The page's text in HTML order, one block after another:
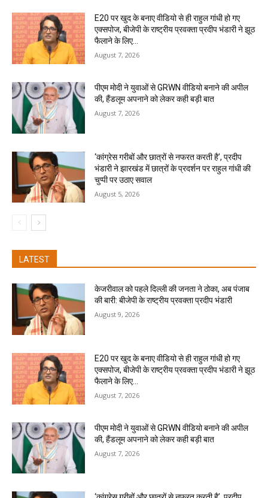
E20 पर खुद के बनाए वीडियो से ही राहुल गांधी हो गए
एक्सपोज, बीजेपी के राष्ट्रीय प्रवक्ता प्रदीप भंडारी ने झूठ
फैलाने के लिए...
August 7, 2026
पीएम मोदी ने युवाओं से GRWN वीडियो बनाने की अपील
की, हैंडलूम अपनाने को लेकर कही बड़ी बात
August 7, 2026
‘कांग्रेस गरीबों और छात्रों से नफरत करती है’, प्रदीप
भंडारी ने झारखंड में छात्रों के प्रदर्शन पर राहुल गांधी की
चुप्पी पर उठाए सवाल
August 5, 2026
LATEST
केजरीवाल को पहले दिल्ली की जनता ने ठोका, अब पंजाब
की बारी: बीजेपी के राष्ट्रीय प्रवक्ता प्रदीप भंडारी
August 9, 2026
E20 पर खुद के बनाए वीडियो से ही राहुल गांधी हो गए
एक्सपोज, बीजेपी के राष्ट्रीय प्रवक्ता प्रदीप भंडारी ने झूठ
फैलाने के लिए...
August 7, 2026
पीएम मोदी ने युवाओं से GRWN वीडियो बनाने की अपील
की, हैंडलूम अपनाने को लेकर कही बड़ी बात
August 7, 2026